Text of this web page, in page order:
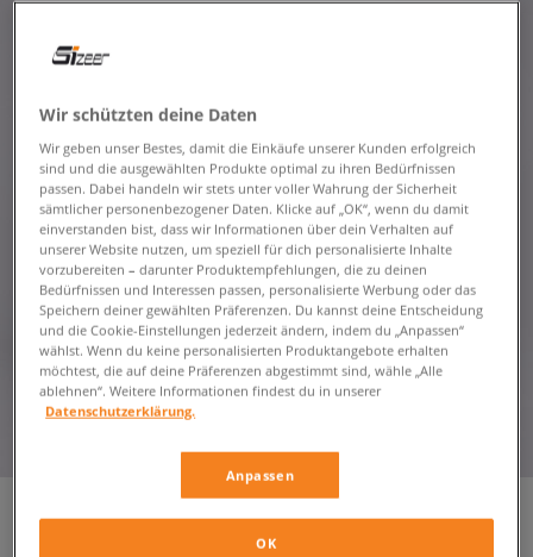
Wir schützten deine Daten
Wir geben unser Bestes, damit die Einkäufe unserer Kunden erfolgreich
sind und die ausgewählten Produkte optimal zu ihren Bedürfnissen
passen. Dabei handeln wir stets unter voller Wahrung der Sicherheit
sämtlicher personenbezogener Daten. Klicke auf „OK“, wenn du damit
einverstanden bist, dass wir Informationen über dein Verhalten auf
unserer Website nutzen, um speziell für dich personalisierte Inhalte
vorzubereiten – darunter Produktempfehlungen, die zu deinen
Bedürfnissen und Interessen passen, personalisierte Werbung oder das
Speichern deiner gewählten Präferenzen. Du kannst deine Entscheidung
und die Cookie-Einstellungen jederzeit ändern, indem du „Anpassen“
wählst. Wenn du keine personalisierten Produktangebote erhalten
möchtest, die auf deine Präferenzen abgestimmt sind, wähle „Alle
ablehnen“. Weitere Informationen findest du in unserer
Datenschutzerklärung.
Anpassen
OK